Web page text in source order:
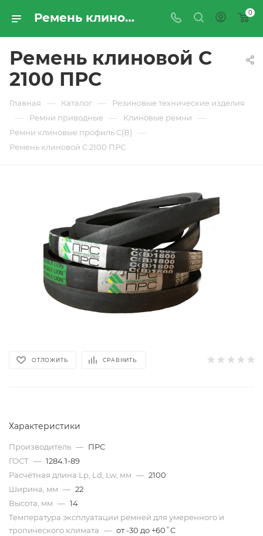
Ремень клиновой С 2100 ПРС - купить по цене производителя с доставкой по Москве и России | ПРОМРЕСУРССЕРВИС 0
Ремень клиновой С
2100 ПРС
Главная — Каталог — Резиновые технические изделия
— Ремни приводные — Клиновые ремни —
Ремни клиновые профиль С(В) —
Ремень клиновой С 2100 ПРС
ОТЛОЖИТЬ СРАВНИТЬ
Характеристики
Производитель — ПРС
ГОСТ — 1284.1-89
Расчётная длина Lp, Ld, Lw, мм — 2100
Ширина, мм — 22
Высота, мм — 14
Температура эксплуатации ремней для умеренного и
тропического климата — от -30 до +60˚C